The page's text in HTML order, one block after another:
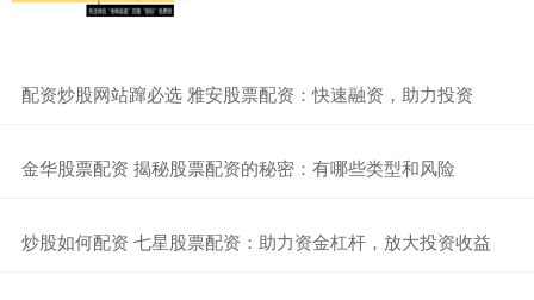
​配资炒股网站蹿必选 雅安股票配资：快速融资，助力投资
​金华股票配资 揭秘股票配资的秘密：有哪些类型和风险
​炒股如何配资 七星股票配资：助力资金杠杆，放大投资收益